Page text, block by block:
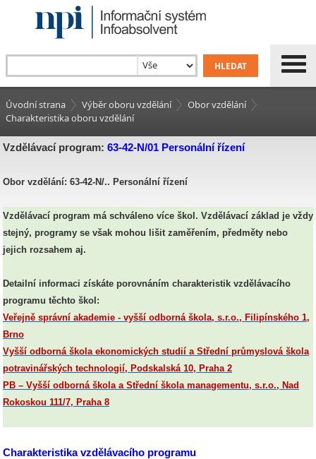
Úvodní strana Výběr oboru vzdělání
Obor vzdělání
Charakteristika oboru vzdělání
Vzdělávací program: 63-42-N/01 Personální řízení
Obor vzdělání: 63-42-N/.. Personální řízení
Vzdělávací program má schváleno více škol. Vzdělávací základ je vždy
stejný, programy se však mohou lišit zaměřením, předměty nebo
jejich rozsahem aj.
Detailní informaci získáte porovnáním charakteristik vzdělávacího
programu těchto škol:
Veřejně správní akademie - vyšší odborná škola, s.r.o., Filipínského 1,
Brno
Vyšší odborná škola ekonomických studií a Střední průmyslová škola
potravinářských technologií, Podskalská 10, Praha 2
PB – Vyšší odborná škola a Střední škola managementu, s.r.o., Nad
Rokoskou 111/7, Praha 8
Charakteristika vzdělávacího programu